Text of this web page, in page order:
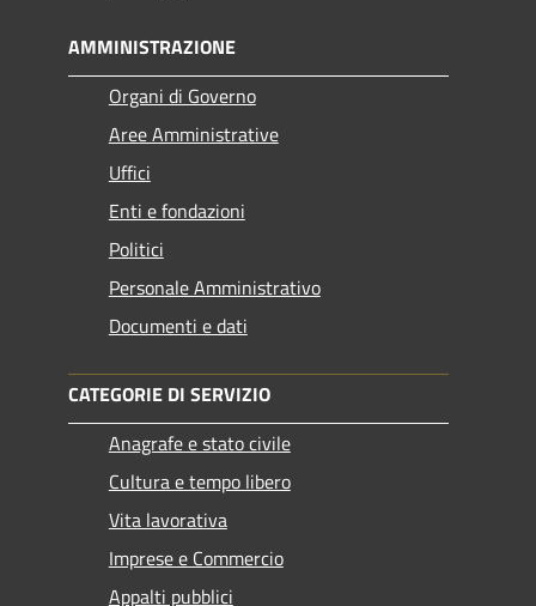
AMMINISTRAZIONE
Organi di Governo
Aree Amministrative
Uffici
Enti e fondazioni
Politici
Personale Amministrativo
Documenti e dati
CATEGORIE DI SERVIZIO
Anagrafe e stato civile
Cultura e tempo libero
Vita lavorativa
Imprese e Commercio
Appalti pubblici